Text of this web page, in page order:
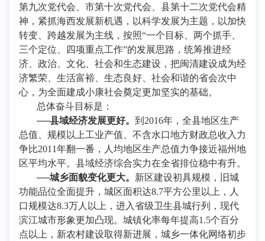
第九次党代会、市第十次党代会、县第十二次党代会精
神，紧抓海西发展新机遇，以科学发展为主题，以加快
转变、跨越发展为主线，按照“一个目标、两个抓手、
三个定位、四项重点工作”的发展思路，统筹推进经
济、政治、文化、社会和生态建设，把闽清建设成为经
济繁荣、生活富裕、生态良好、社会和谐的省会次中
心，为全面建成小康社会奠定更加坚实的基础。
总体奋斗目标是：
──县域经济发展更好。 到2016年，全县地区生产
总值、规模以上工业产值、不含水口地方财政总收入力
争比2011年翻一番，人均地区生产总值力争接近福州地
区平均水平。县域经济综合实力在全省排位稳中有升。
──城乡面貌变化更大。 新区建设初具规模，旧城
功能品位全面提升，城区面积达8.7平方公里以上，人
口规模达8.3万人以上，进入省级卫生县城行列，现代
滨江城市形象更加凸现。城镇化率每年提高1.5个百分
点以上，新农村建设取得新进展，城乡一体化网络初步